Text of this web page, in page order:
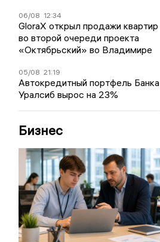
06/08 12:34
GloraX открыл продажи квартир
во второй очереди проекта
«Октябрьский» во Владимире
05/08 21:19
Автокредитный портфель Банка
Уралсиб вырос на 23%
Бизнес